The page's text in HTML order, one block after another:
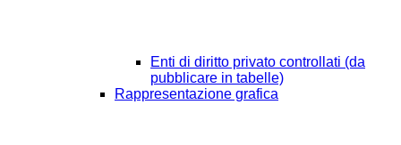
Enti di diritto privato controllati (da
pubblicare in tabelle)
Rappresentazione grafica